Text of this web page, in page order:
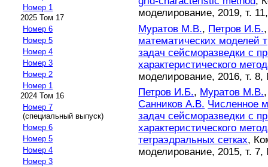
Номер 1
2025 Том 17
Номер 6
Номер 5
Номер 4
Номер 3
Номер 2
Номер 1
2024 Том 16
Номер 7
(специальный выпуск)
Номер 6
Номер 5
Номер 4
Номер 3
моделирование, 2019, т.
Муратов М.В., Петров И.Б.
математических моделей
задач сейсморазведки с
характеристического
моделирование, 2016, т.
Петров И.Б., Муратов М.В.
Санников А.В. Численное
задач сейсморазведки с
характеристического
тетраэдральных сетках,
моделирование, 2015, т.